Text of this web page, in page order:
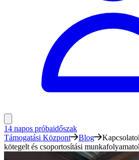
14 napos próbaidőszak
Támogatási Központ
Blog
kötegelt és csoportosítási